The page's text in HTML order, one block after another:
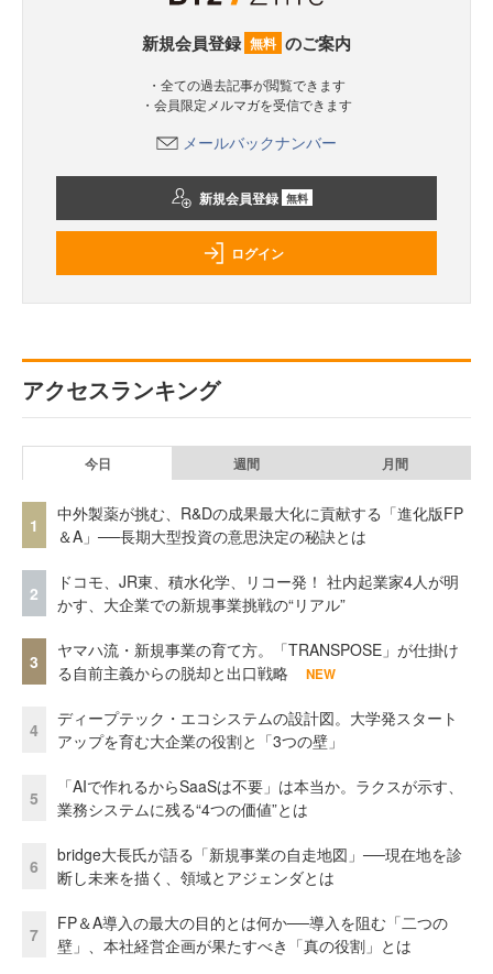
新規会員登録 無料 のご案内
・全ての過去記事が閲覧できます
・会員限定メルマガを受信できます
メールバックナンバー
新規会員登録 無料
ログイン
アクセスランキング
今日 週間 月間
1
中外製薬が挑む、R&Dの成果最大化に貢献する「進化版FP
＆A」──長期大型投資の意思決定の秘訣とは
2
ドコモ、JR東、積水化学、リコー発！ 社内起業家4人が明
かす、大企業での新規事業挑戦の“リアル”
3
ヤマハ流・新規事業の育て方。「TRANSPOSE」が仕掛け
る自前主義からの脱却と出口戦略
NEW
4
ディープテック・エコシステムの設計図。大学発スタート
アップを育む大企業の役割と「3つの壁」
5
「AIで作れるからSaaSは不要」は本当か。ラクスが示す、
業務システムに残る“4つの価値”とは
6
bridge大長氏が語る「新規事業の自走地図」──現在地を診
断し未来を描く、領域とアジェンダとは
7
FP＆A導入の最大の目的とは何か──導入を阻む「二つの
壁」、本社経営企画が果たすべき「真の役割」とは